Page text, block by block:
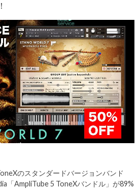
のスタンダードバージョンバンド
「AmpliTube 5 ToneXバンドル」が89%